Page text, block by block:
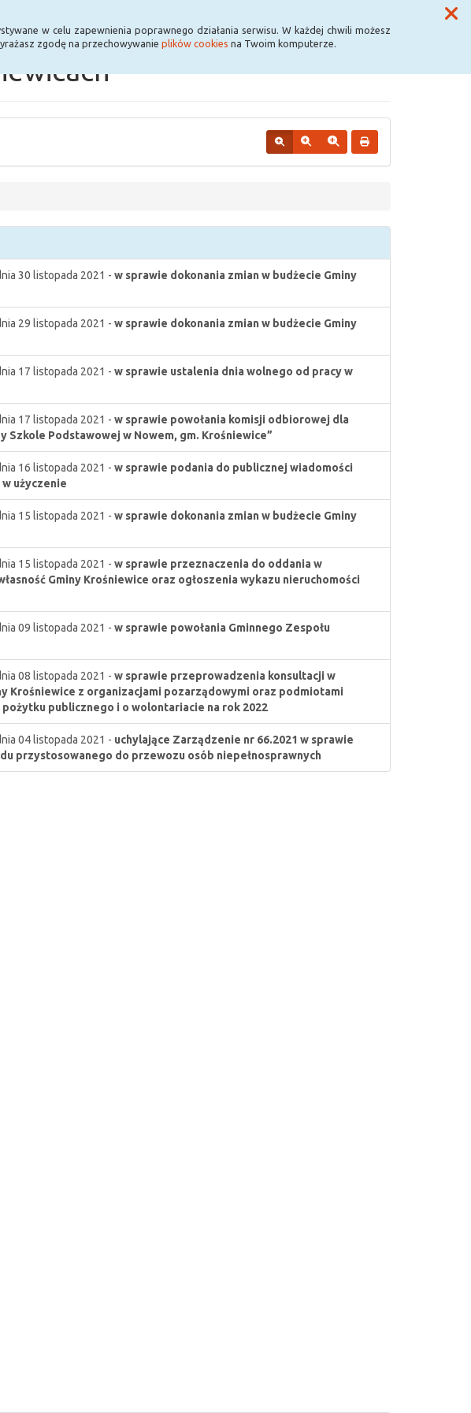
w celu zapewnienia poprawnego działania serwisu. W każdej chwili możesz
zgodę na przechowywanie plików cookies na Twoim komputerze.
30 listopada 2021 - w sprawie dokonania zmian w budżecie Gminy
29 listopada 2021 - w sprawie dokonania zmian w budżecie Gminy
17 listopada 2021 - w sprawie ustalenia dnia wolnego od pracy w
17 listopada 2021 - w sprawie powołania komisji odbiorowej dla
Podstawowej w Nowem, gm. Krośniewice”
16 listopada 2021 - w sprawie podania do publicznej wiadomości
użyczenie
15 listopada 2021 - w sprawie dokonania zmian w budżecie Gminy
15 listopada 2021 - w sprawie przeznaczenia do oddania w
Gminy Krośniewice oraz ogłoszenia wykazu nieruchomości
09 listopada 2021 - w sprawie powołania Gminnego Zespołu
08 listopada 2021 - w sprawie przeprowadzenia konsultacji w
Krośniewice z organizacjami pozarządowymi oraz podmiotami
publicznego i o wolontariacie na rok 2022
04 listopada 2021 - uchylające Zarządzenie nr 66.2021 w sprawie
przystosowanego do przewozu osób niepełnosprawnych